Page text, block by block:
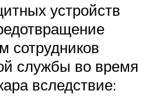
устройств
сотрудников
службы во время
вследствие: